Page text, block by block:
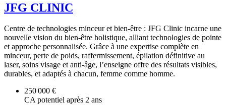
JFG CLINIC
Centre de technologies minceur et bien-être : JFG Clinic incarne une
nouvelle vision du bien-être holistique, alliant technologies de pointe
et approche personnalisée. Grâce à une expertise complète en
minceur, perte de poids, raffermissement, épilation définitive au
laser, soins visage et anti-âge, l’enseigne offre des résultats visibles,
durables, et adaptés à chacun, femme comme homme.
250 000 €
CA potentiel après 2 ans